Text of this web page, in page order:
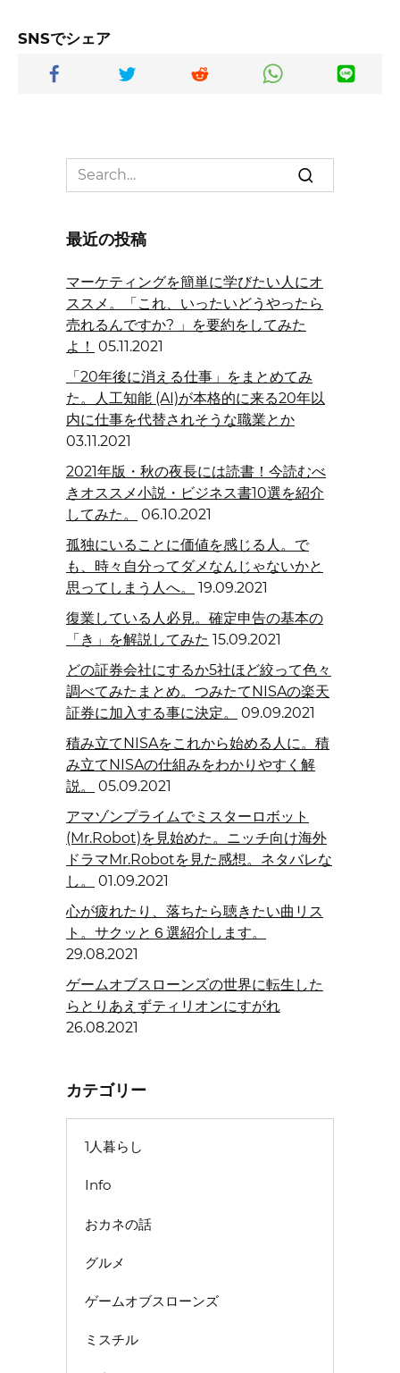
SNSでシェア
Search
for:
最近の投稿
マーケティングを簡単に学びたい人にオ
ススメ。「これ、いったいどうやったら
売れるんですか? 」を要約をしてみた
よ！ 05.11.2021
「20年後に消える仕事」をまとめてみ
た。人工知能 (AI)が本格的に来る20年以
内に仕事を代替されそうな職業とか
03.11.2021
2021年版・秋の夜長には読書！今読むべ
きオススメ小説・ビジネス書10選を紹介
してみた。
06.10.2021
孤独にいることに価値を感じる人。で
も、時々自分ってダメなんじゃないかと
思ってしまう人へ。
19.09.2021
復業している人必見。確定申告の基本の
「き」を解説してみた 15.09.2021
どの証券会社にするか5社ほど絞って色々
調べてみたまとめ。つみたてNISAの楽天
証券に加入する事に決定。
09.09.2021
積み立てNISAをこれから始める人に。積
み立てNISAの仕組みをわかりやすく解
説。
05.09.2021
アマゾンプライムでミスターロボット
(Mr.Robot)を見始めた。ニッチ向け海外
ドラマMr.Robotを見た感想。ネタバレな
し。
01.09.2021
心が疲れたり、落ちたら聴きたい曲リス
ト。サクッと６選紹介します。
29.08.2021
ゲームオブスローンズの世界に転生した
らとりあえずティリオンにすがれ
26.08.2021
カテゴリー
1人暮らし
Info
おカネの話
グルメ
ゲームオブスローンズ
ミスチル